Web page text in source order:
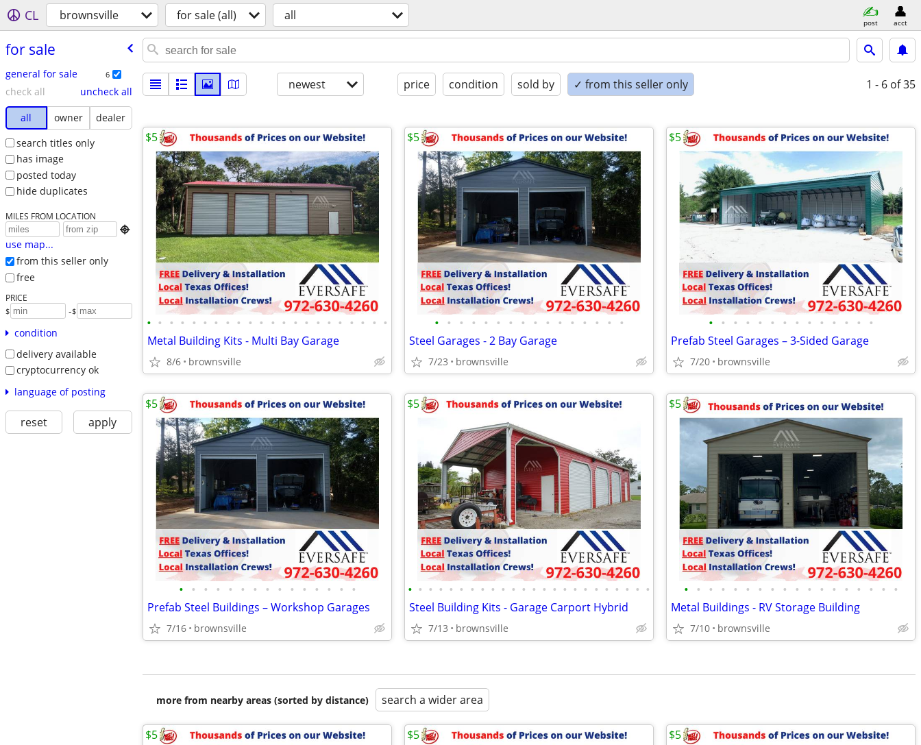
CL brownsville for sale (all) all post acct
for sale
general for sale 6
check all
uncheck all
all
owner
dealer
search titles only
has image
posted today
hide duplicates
MILES FROM LOCATION

use map...
from this seller only
free
PRICE
$ -$
condition
delivery available
cryptocurrency ok
language of posting
reset apply
newest price condition sold by ✓ from this seller only 1 - 6 of 35
• • • • • • • • • • • • • • • • • • • • • •
Metal Building Kits - Multi Bay Garage
8/6 brownsville
$5
• • • • • • • • • • • • • • • •
Steel Garages - 2 Bay Garage
7/23 brownsville
$5
• • • • • • • • • • • • • •
Prefab Steel Garages – 3-Sided Garage
7/20 brownsville
$5
• • • • • • • • • • • • • • •
Prefab Steel Buildings – Workshop Garages
7/16 brownsville
$5
• • • • • • • • • • • • • • • • • • • • • • • •
Steel Building Kits - Garage Carport Hybrid
7/13 brownsville
$5
• • • • • • • • • • • • • • • • • •
Metal Buildings - RV Storage Building
7/10 brownsville
$5
more from nearby areas (sorted by distance) search a wider area
$5 $5 $5